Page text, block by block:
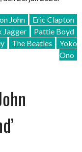
John
Eric Clapton
Jagger
Pattie Boyd
The Beatles
Yoko
Ono